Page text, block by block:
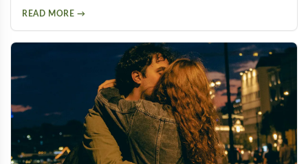
朋友找到有效的解決方案。
READ MORE →